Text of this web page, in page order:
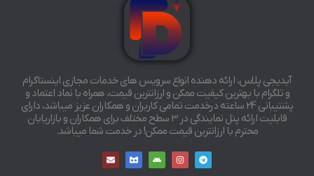
آیدیجی پلاس، ارائه دهنده انواع سرویس های خدمات مجازی اینستاگرام
و تلگرام با بهترین کیفیت ممکن و ارزانترین قیمت، همراه با نماد اعتماد و
پشتیبانی 24 ساعته درخدمت تمامی کاربران و همکاران عزیز میباشد، دارای
قابلیت ارائه پنل نمایندگی در 3 سطح مختلف برای همکاران و بازاریابان
محترم با ارزانترین قیمت ممکن! در خدمت شما میباشد.